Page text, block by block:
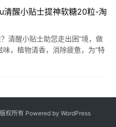
醒小贴士提神软糖20粒-淘
清醒小贴士助您走出困”境，做
，植物清香，消除疲惫，为“特
捷，困境无压力！ 下单口令：
权所有 Powered by WordPress